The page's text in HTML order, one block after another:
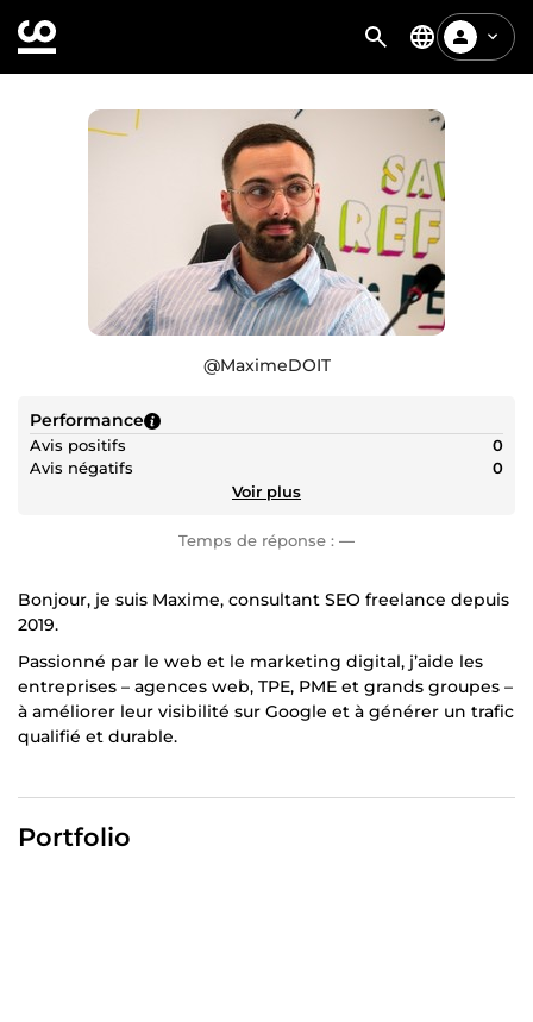
@MaximeDOIT
Performance
Avis positifs
0
Avis négatifs
0
Voir plus
Temps de réponse : —
Bonjour, je suis Maxime, consultant SEO freelance depuis
2019.
Passionné par le web et le marketing digital, j’aide les
entreprises – agences web, TPE, PME et grands groupes –
à améliorer leur visibilité sur Google et à générer un trafic
qualifié et durable.
stratégie de référencement naturel (SEO) :
Audit SEO technique et de contenu.
Portfolio